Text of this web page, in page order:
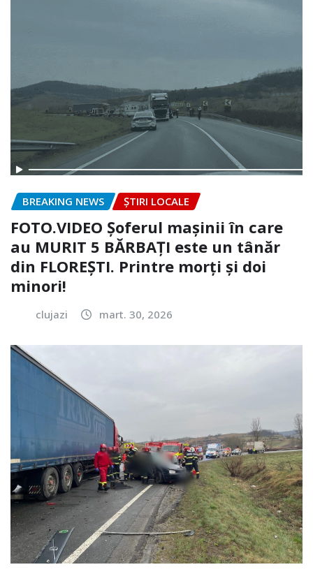
BREAKING NEWS ȘTIRI LOCALE
FOTO.VIDEO Șoferul mașinii în care
au MURIT 5 BĂRBAȚI este un tânăr
din FLOREȘTI. Printre morți și doi
minori!
clujazi mart. 30, 2026